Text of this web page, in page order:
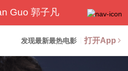
Guo 郭子凡
发现最新最热电影 打开App